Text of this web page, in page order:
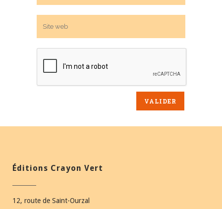
Éditions Crayon Vert
12, route de Saint-Ourzal